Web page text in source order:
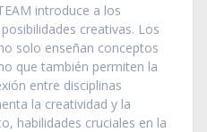
introduce a los
creativas. Los
solo enseñan conceptos
que también permiten la
entre disciplinas
la creatividad y la
habilidades cruciales en la